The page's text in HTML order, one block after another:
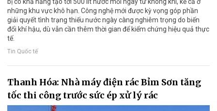
những khu vực khô hạn. Công nghệ mới được kỳ vọng góp phần
giải quyết tình trạng thiếu nước ngày càng nghiêm trọng do biến
đổi khí hậu, dù vẫn cần thêm thời gian để kiểm chứng hiệu quả thực
tế.
Tin Quốc tế
Thanh Hóa: Nhà máy điện rác Bỉm Sơn tăng
tốc thi công trước sức ép xử lý rác